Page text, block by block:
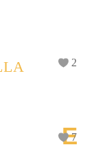
2
E
7